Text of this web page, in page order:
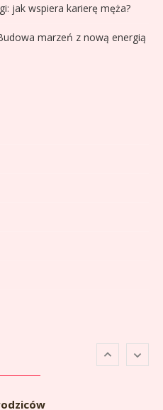
jak wspiera karierę męża?
marzeń z nową energią
w jednym
wszystko, co